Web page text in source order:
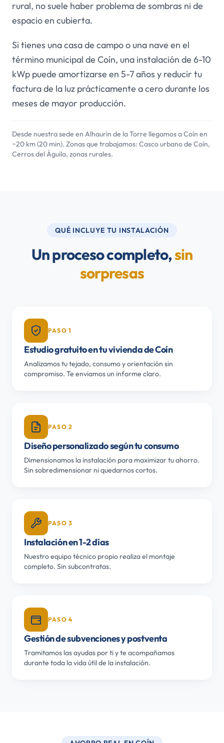
rural, no suele haber problema de sombras ni de
espacio en cubierta.
Si tienes una casa de campo o una nave en el
término municipal de Coín, una instalación de 6-10
kWp puede amortizarse en 5-7 años y reducir tu
factura de la luz prácticamente a cero durante los
meses de mayor producción.
Desde nuestra sede en Alhaurín de la Torre llegamos a Coín en
~20 km (20 min). Zonas que trabajamos: Casco urbano de Coín,
Cerros del Águila, zonas rurales.
QUÉ INCLUYE TU INSTALACIÓN
Un proceso completo,sin
sorpresas
PASO 1
Estudio gratuito en tu vivienda de Coín
Analizamos tu tejado, consumo y orientación sin
compromiso. Te enviamos un informe claro.
PASO 2
Diseño personalizado según tu consumo
Dimensionamos la instalación para maximizar tu ahorro.
Sin sobredimensionar ni quedarnos cortos.
PASO 3
Instalación en 1-2 días
Nuestro equipo técnico propio realiza el montaje
completo. Sin subcontratas.
PASO 4
Gestión de subvenciones y postventa
Tramitamos las ayudas por ti y te acompañamos
durante toda la vida útil de la instalación.